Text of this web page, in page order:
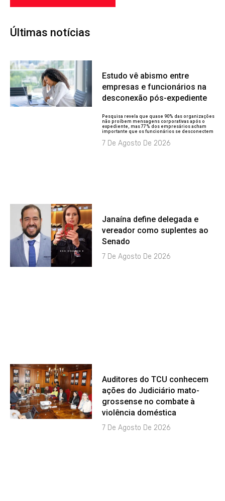
Últimas notícias
Estudo vê abismo entre
empresas e funcionários na
desconexão pós-expediente
Pesquisa revela que quase 90% das organizações
não proíbem mensagens corporativas após o
expediente, mas 77% dos empresários acham
importante que os funcionários se desconectem
7 De Agosto De 2026
Janaína define delegada e
vereador como suplentes ao
Senado
7 De Agosto De 2026
Auditores do TCU conhecem
ações do Judiciário mato-
grossense no combate à
violência doméstica
7 De Agosto De 2026